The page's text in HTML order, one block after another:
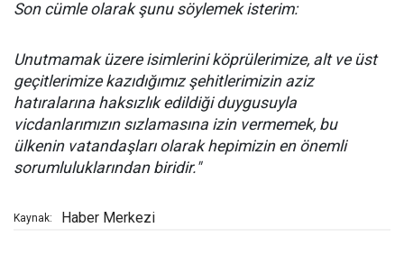
Son cümle olarak şunu söylemek isterim:
Unutmamak üzere isimlerini köprülerimize, alt ve üst
geçitlerimize kazıdığımız şehitlerimizin aziz
hatıralarına haksızlık edildiği duygusuyla
vicdanlarımızın sızlamasına izin vermemek, bu
ülkenin vatandaşları olarak hepimizin en önemli
sorumluluklarından biridir."
Kaynak: Haber Merkezi